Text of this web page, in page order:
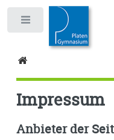
Impressum
Anbieter der
Toggle